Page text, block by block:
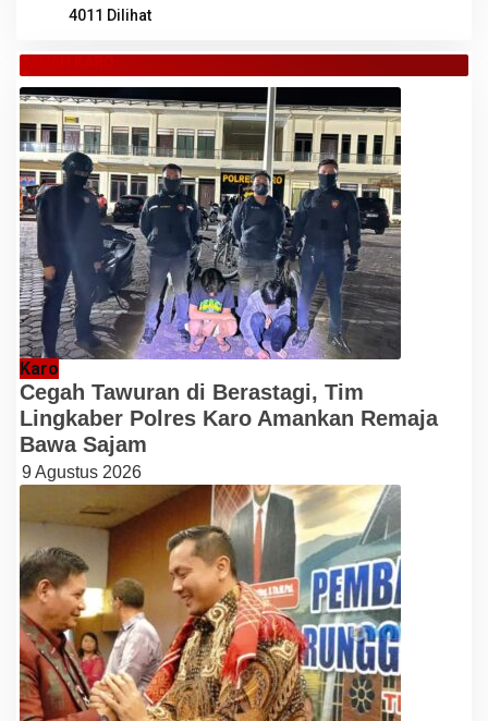
4011 Dilihat
TANAH KARO
Karo
Cegah Tawuran di Berastagi, Tim
Lingkaber Polres Karo Amankan Remaja
Bawa Sajam
9 Agustus 2026